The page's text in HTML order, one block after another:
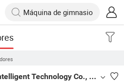
Guangzhou Caiyunjuan Intelligent Technology Co., Ltd.